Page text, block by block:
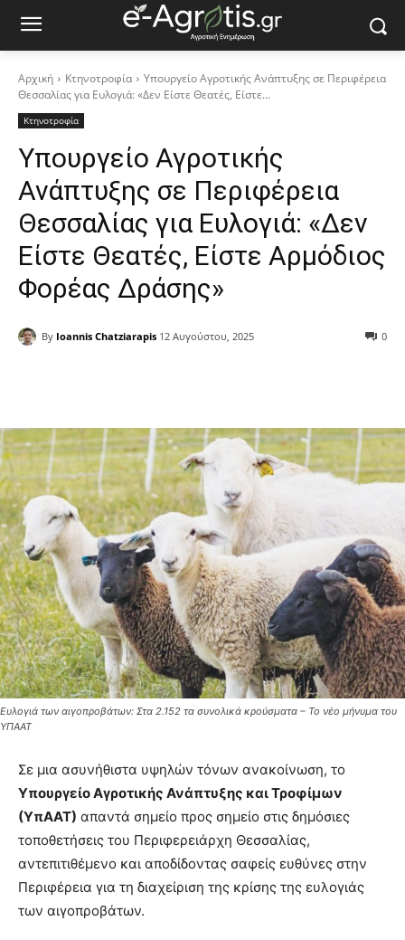
Αρχική Κτηνοτροφία
Υπουργείο Αγροτικής Ανάπτυξης σε Περιφέρεια
Θεσσαλίας για Ευλογιά: «Δεν Είστε Θεατές, Είστε...
Κτηνοτροφία
Υπουργείο Αγροτικής
Ανάπτυξης σε Περιφέρεια
Θεσσαλίας για Ευλογιά: «Δεν
Είστε Θεατές, Είστε Αρμόδιος
Φορέας Δράσης»
By Ioannis Chatziarapis 12 Αυγούστου, 2025 0
Ευλογιά των αιγοπροβάτων: Στα 2.152 τα συνολικά κρούσματα – Το νέο μήνυμα του
ΥΠΑΑΤ
Σε μια ασυνήθιστα υψηλών τόνων ανακοίνωση, το
Υπουργείο Αγροτικής Ανάπτυξης και Τροφίμων
(ΥπΑΑΤ) απαντά σημείο προς σημείο στις δημόσιες
τοποθετήσεις του Περιφερειάρχη Θεσσαλίας,
αντεπιτιθέμενο και αποδίδοντας σαφείς ευθύνες στην
Περιφέρεια για τη διαχείριση της κρίσης της ευλογιάς
των αιγοπροβάτων.